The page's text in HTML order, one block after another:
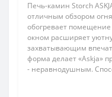
Печь-камин Storch
отличным обзором
обогревает
окном расширяет
захватывающим
форма делает «Askjа»
- неравнодушным.